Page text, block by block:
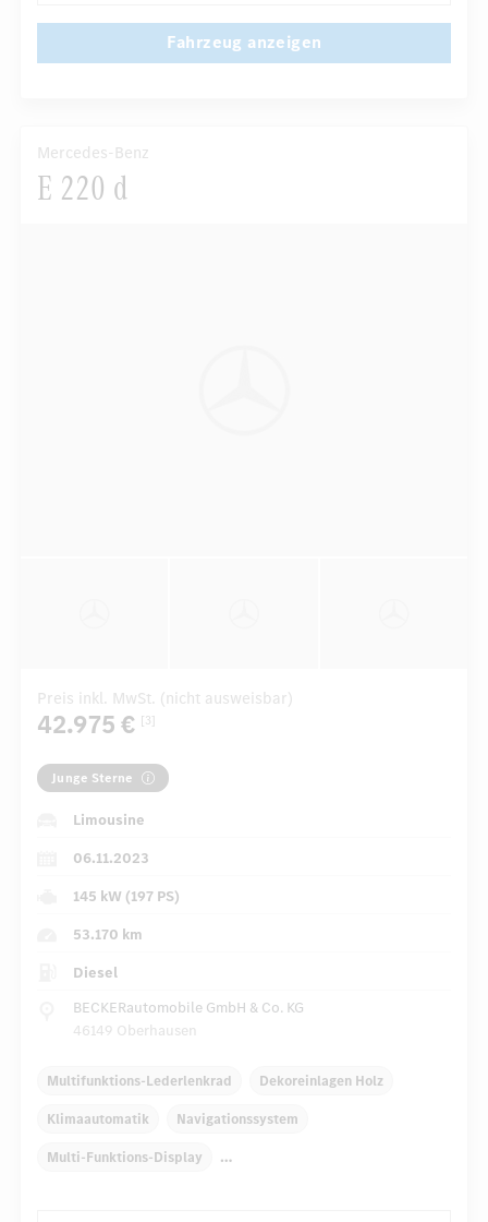
Fahrzeug anzeigen
Mercedes-Benz
E 220 d
Preis inkl. MwSt. (nicht ausweisbar)
42.975 € [3]
Junge Sterne
Limousine
06.11.2023
145 kW (197 PS)
53.170 km
Diesel
BECKERautomobile GmbH & Co. KG
46149 Oberhausen
Multifunktions-Lederlenkrad Dekoreinlagen Holz
Klimaautomatik Navigationssystem
Multi-Funktions-Display